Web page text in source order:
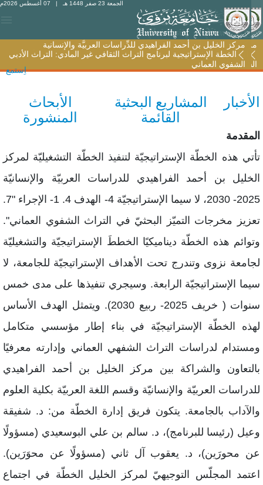
الجمعة 23 صفر 1448 هـ | 07 أغسطس 2026م
مركز الخليل بن أحمد الفراهيدي للدِّراسات العربيَّة والإنسانية
الخطة الإستراتيجية لبرنامج التراث الثقافي غير المادي: التراث الأدبي
الشفوي العماني
مركز الخليل بن أحمد الفراهيدي للدِّراسات العربيَّة والإنسانية
الخطة الإستراتيجية لبرنامج التراث الثقافي غير المادي: التراث الأدبي
الشفوي العماني
اِستمع
المشاريع البحثية
القائمة
الأبحاث
المنشورة
هذه الخطّة الإستراتيجيّة لتنفيذ الخطّة التشغيليّة لمركز
بن أحمد الفراهيدي للدراسات العربيّة والإنسانيّة
2025- 2030، لا سيما الإستراتيجيّة 4- الهدف 4. 1- الإجراء "7.
مخرجات التميّز البحثيّ في التراث الشفوي العماني".
هذه الخطّة ديناميكيًا الخططَ الإستراتيجيّة والتشغيليّة
نزوى وتندرج تحت الأهداف الإستراتيجيّة للجامعة، لا
الإستراتيجيّة الرابعة. وسيجري تنفيذها على مدى خمس
سنوات ( خريف 2025- ربيع 2030). ويتمثل الهدف الأساس
الخطّة الإستراتيجيّة في بناء إطار مؤسسي متكامل
لدراسات التراث الشفهي العماني وإدارته معرفيًا
والشراكة بين مركز الخليل بن أحمد الفراهيدي
العربيّة والإنسانيّة وقسم اللغة العربيّة بكلية العلوم
بالجامعة. يتكون فريق إدارة الخطّة من: د. شفيقة
(رئيسا للبرنامج)، د. سالم بن علي البوسعيدي (مسؤولًا
محورَين)، د. يعقوب آل ثاني (مسؤولًا عن محوَرَين).
المجلّس التوجيهيّ لمركز الخليل الخطّة في اجتماع